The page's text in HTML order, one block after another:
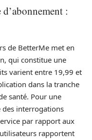
:
de BetterMe met en
qui constitue une
varient entre 19,99 et
dans la tranche
santé. Pour une
des interrogations
par rapport aux
rapportent